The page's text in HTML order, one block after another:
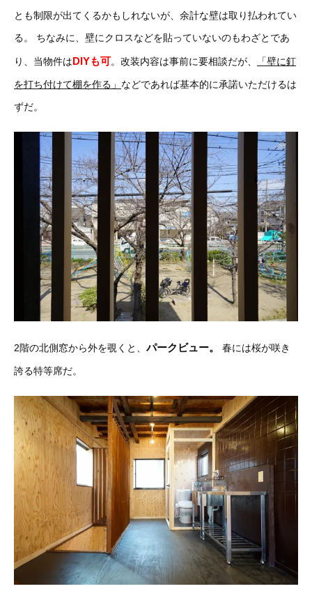
とも制限が出てくるかもしれないが、余計な壁は取り払われてい
る。
ちなみに、壁にクロスなどを貼っていないのもわざとであ
り、当物件はDIYも可。改装内容は事前に要相談だが、 「壁に釘
を打ち付けて棚を作る」 などであれば基本的に承諾いただけるは
ずだ。
2階の北側窓から外を覗くと、パークビュー。 春には桜が咲き
誇る特等席だ。